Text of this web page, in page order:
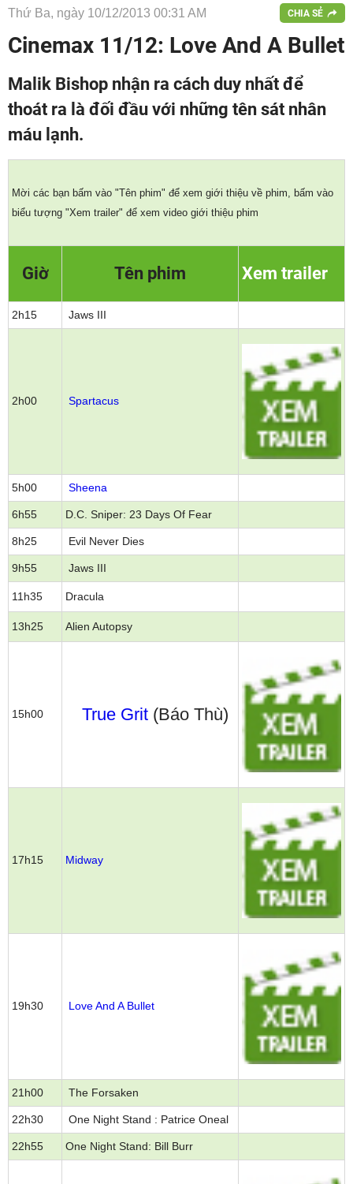
Thứ Ba, ngày 10/12/2013 00:31 AM CHIA SẺ
Cinemax 11/12: Love And A Bullet
Malik Bishop nhận ra cách duy nhất để
thoát ra là đối đầu với những tên sát nhân
máu lạnh.
Mời các bạn bấm vào "Tên phim" để xem giới thiệu về phim, bấm vào
biểu tượng "Xem trailer" để xem video giới thiệu phim
Giờ Tên phim Xem trailer
2h15 Jaws III
2h00 Spartacus
5h00 Sheena
6h55 D.C. Sniper: 23 Days Of Fear
8h25 Evil Never Dies
9h55 Jaws III
11h35 Dracula
13h25 Alien Autopsy
15h00 True Grit (Báo Thù)
17h15 Midway
19h30 Love And A Bullet
21h00 The Forsaken
22h30 One Night Stand : Patrice Oneal
22h55 One Night Stand: Bill Burr